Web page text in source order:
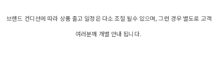
브랜드 컨디션에 따라 상품 출고 일정은 다소 조절 될수 있으며, 그런 경우 별도로 고객
여러분께 개별 안내 됩니다.